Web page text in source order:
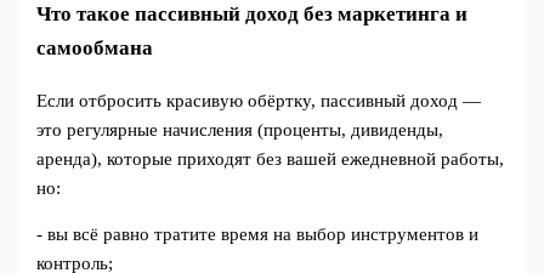
Что такое пассивный доход без маркетинга и
самообмана
Если отбросить красивую обёртку, пассивный доход —
это регулярные начисления (проценты, дивиденды,
аренда), которые приходят без вашей ежедневной работы,
но:
- вы всё равно тратите время на выбор инструментов и
контроль;